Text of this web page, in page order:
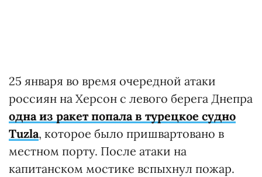
25 января во время очередной атаки
россиян на Херсон с левого берега Днепра
одна из ракет попала в турецкое судно
Tuzla, которое было пришвартовано в
местном порту. После атаки на
капитанском мостике вспыхнул пожар.